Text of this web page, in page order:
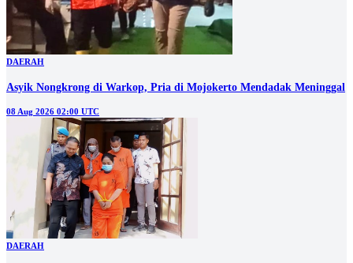
DAERAH
Asyik Nongkrong di Warkop, Pria di Mojokerto Mendadak Meninggal
08 Aug 2026 02:00 UTC
DAERAH